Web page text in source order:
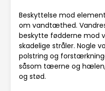
Beskyttelse mod
om vandtæthed.
beskytte fødderne mod
skadelige stråler. Nogle
polstring og
såsom tæerne og
og stød.